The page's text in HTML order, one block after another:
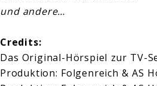
und andere…
Credits:
Das Original-Hörspiel zur TV-
Produktion: Folgenreich & AS